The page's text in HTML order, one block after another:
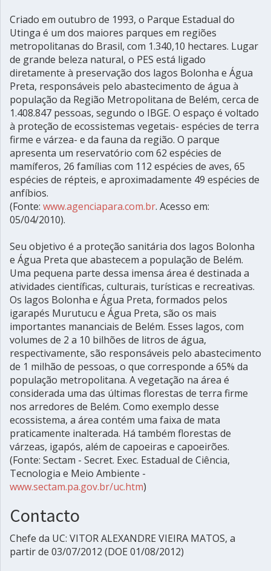
Criado em outubro de 1993, o Parque Estadual do
Utinga é um dos maiores parques em regiões
metropolitanas do Brasil, com 1.340,10 hectares. Lugar
de grande beleza natural, o PES está ligado
diretamente à preservação dos lagos Bolonha e Água
Preta, responsáveis pelo abastecimento de água à
população da Região Metropolitana de Belém, cerca de
1.408.847 pessoas, segundo o IBGE. O espaço é voltado
à proteção de ecossistemas vegetais- espécies de terra
firme e várzea- e da fauna da região. O parque
apresenta um reservatório com 62 espécies de
mamíferos, 26 famílias com 112 espécies de aves, 65
espécies de répteis, e aproximadamente 49 espécies de
anfíbios.
(Fonte: www.agenciapara.com.br. Acesso em:
05/04/2010).
Seu objetivo é a proteção sanitária dos lagos Bolonha
e Água Preta que abastecem a população de Belém.
Uma pequena parte dessa imensa área é destinada a
atividades científicas, culturais, turísticas e recreativas.
Os lagos Bolonha e Água Preta, formados pelos
igarapés Murutucu e Água Preta, são os mais
importantes mananciais de Belém. Esses lagos, com
volumes de 2 a 10 bilhões de litros de água,
respectivamente, são responsáveis pelo abastecimento
de 1 milhão de pessoas, o que corresponde a 65% da
população metropolitana. A vegetação na área é
considerada uma das últimas florestas de terra firme
nos arredores de Belém. Como exemplo desse
ecossistema, a área contém uma faixa de mata
praticamente inalterada. Há também florestas de
várzeas, igapós, além de capoeiras e capoeirões.
(Fonte: Sectam - Secret. Exec. Estadual de Ciência,
Tecnologia e Meio Ambiente -
www.sectam.pa.gov.br/uc.htm)
Contacto
Chefe da UC: VITOR ALEXANDRE VIEIRA MATOS, a
partir de 03/07/2012 (DOE 01/08/2012)